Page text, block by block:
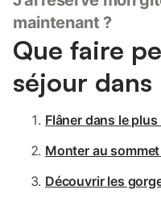
maintenant ?
Que faire
séjour dans
Flâner dans le
Monter au
Découvrir les